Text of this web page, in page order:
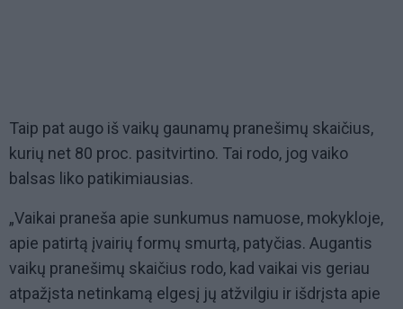
Taip pat augo iš vaikų gaunamų pranešimų skaičius,
kurių net 80 proc. pasitvirtino. Tai rodo, jog vaiko
balsas liko patikimiausias.
„Vaikai praneša apie sunkumus namuose, mokykloje,
apie patirtą įvairių formų smurtą, patyčias. Augantis
vaikų pranešimų skaičius rodo, kad vaikai vis geriau
atpažįsta netinkamą elgesį jų atžvilgiu ir išdrįsta apie